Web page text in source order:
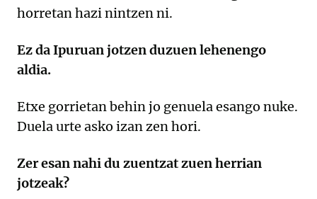
horretan hazi nintzen ni.
Ez da Ipuruan jotzen duzuen lehenengo
aldia.
Etxe gorrietan behin jo genuela esango nuke.
Duela urte asko izan zen hori.
Zer esan nahi du zuentzat zuen herrian
jotzeak?